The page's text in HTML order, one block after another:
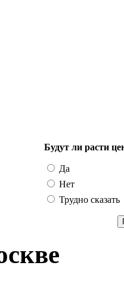
Будут ли расти
Да
Нет
Трудно сказать